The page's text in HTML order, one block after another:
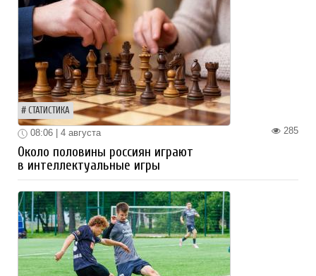
СТАТИСТИКА
285
08:06 | 4 августа
Около половины россиян играют
в интеллектуальные игры